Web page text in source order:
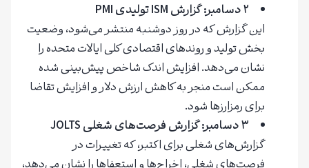
۲ دسامبر: گزارش ISM تولیدی PMI
این گزارش که در روز دوشنبه منتشر می‌شود، وضعیت
بخش تولید و روندهای اقتصادی کلی ایالات متحده را
نشان می‌دهد. افزایش اندک شاخص پیش‌بینی شده
ممکن است منجر به کاهش ارزش دلار و افزایش تقاضا
برای رمزارزها شود.
۳ دسامبر: گزارش فرصت‌های شغلی JOLTS
گزارش‌های شغلی برای اکتبر، که تغییرات در